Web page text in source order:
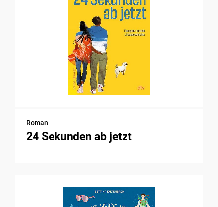
Roman
24 Sekunden ab jetzt